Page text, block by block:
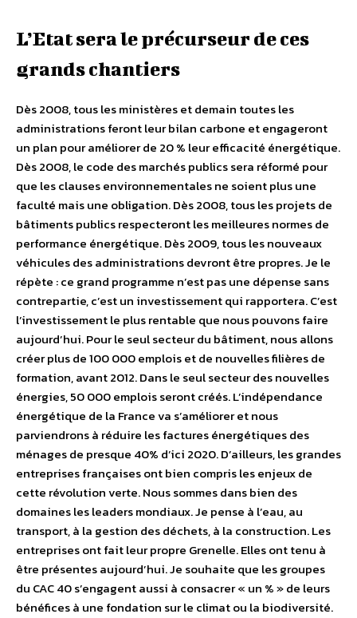
L’Etat sera le précurseur de ces
grands chantiers
Dès 2008, tous les ministères et demain toutes les
administrations feront leur bilan carbone et engageront
un plan pour améliorer de 20 % leur efficacité énergétique.
Dès 2008, le code des marchés publics sera réformé pour
que les clauses environnementales ne soient plus une
faculté mais une obligation. Dès 2008, tous les projets de
bâtiments publics respecteront les meilleures normes de
performance énergétique. Dès 2009, tous les nouveaux
véhicules des administrations devront être propres. Je le
répète : ce grand programme n’est pas une dépense sans
contrepartie, c’est un investissement qui rapportera. C’est
l’investissement le plus rentable que nous pouvons faire
aujourd’hui. Pour le seul secteur du bâtiment, nous allons
créer plus de 100 000 emplois et de nouvelles filières de
formation, avant 2012. Dans le seul secteur des nouvelles
énergies, 50 000 emplois seront créés. L’indépendance
énergétique de la France va s’améliorer et nous
parviendrons à réduire les factures énergétiques des
ménages de presque 40% d’ici 2020. D’ailleurs, les grandes
entreprises françaises ont bien compris les enjeux de
cette révolution verte. Nous sommes dans bien des
domaines les leaders mondiaux. Je pense à l’eau, au
transport, à la gestion des déchets, à la construction. Les
entreprises ont fait leur propre Grenelle. Elles ont tenu à
être présentes aujourd’hui. Je souhaite que les groupes
du CAC 40 s’engagent aussi à consacrer « un % » de leurs
bénéfices à une fondation sur le climat ou la biodiversité.